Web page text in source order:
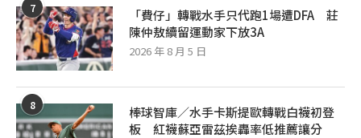
7
「費仔」轉戰水手只代跑1場遭DFA 莊
陳仲敖續留運動家下放3A
2026 年 8 月 5 日
8
棒球智庫／水手卡斯提歐轉戰白襪初登
板 紅襪蘇亞雷茲挨轟率低推薦讓分